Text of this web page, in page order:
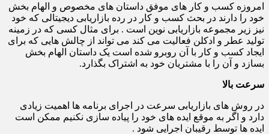
امروزه کسب و کار های موفق داستان های مخصوص و الهام بخش
خود را دارند در بحث کسب و کار در رده بازاریابی دیجیتالی که خود
نیز زیر مجموعه بازاریابی نوین است . برای مثال کسی که در زمینه
تولید عطر و ادکلن فعالیت می کند می تواند از چالش هایی که برای
ایجاد کسب و کار با آن روبرو شده است یک داستان الهام بخش
بسازد و آن را با مشتریان خود به اشتراک بگذارد.
سرعت بالا
در روش های بازاریابی سرعت در اجرای برنامه ها اهمیت زیادی
دارد و اگر به موقع ایده های خود را پیاده سازی نکنیم ممکن است
ایده ها توسط رقیبان اجرایی شود .